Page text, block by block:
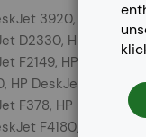
3920, HP
D2330, HP DeskJet
F2149, HP DeskJet
HP DeskJet F2290,
F378, HP DeskJet
F4180, HP